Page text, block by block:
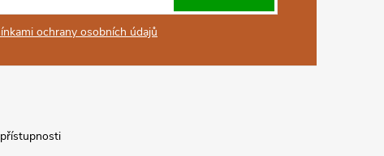
ochrany osobních údajů